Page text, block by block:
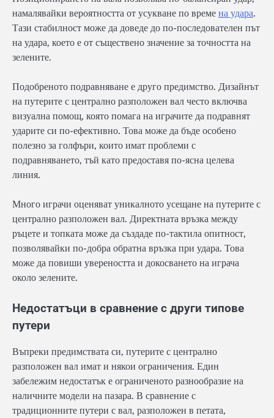
намалявайки вероятността от усукване по време на удара.
Тази стабилност може да доведе до по-последователен път
на удара, което е от съществено значение за точността на
зелените.
Подобреното подравняване е друго предимство. Дизайнът
на путерите с централно разположен вал често включва
визуална помощ, която помага на играчите да подравнят
ударите си по-ефективно. Това може да бъде особено
полезно за голфъри, които имат проблеми с
подравняването, тъй като предоставя по-ясна целева
линия.
Много играчи оценяват уникалното усещане на путерите с
централно разположен вал. Директната връзка между
ръцете и топката може да създаде по-тактила опитност,
позволявайки по-добра обратна връзка при удара. Това
може да повиши увереността и докосването на играча
около зелените.
Недостатъци в сравнение с други типове
путери
Въпреки предимствата си, путерите с централно
разположен вал имат и някои ограничения. Един
забележим недостатък е ограниченото разнообразие на
наличните модели на пазара. В сравнение с
традиционните путери с вал, разположен в петата,